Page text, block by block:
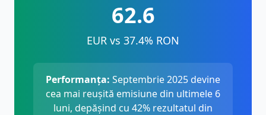
62.6
EUR vs 37.4% RON
Performanța: Septembrie 2025 devine
cea mai reușită emisiune din ultimele 6
luni, depășind cu 42% rezultatul din